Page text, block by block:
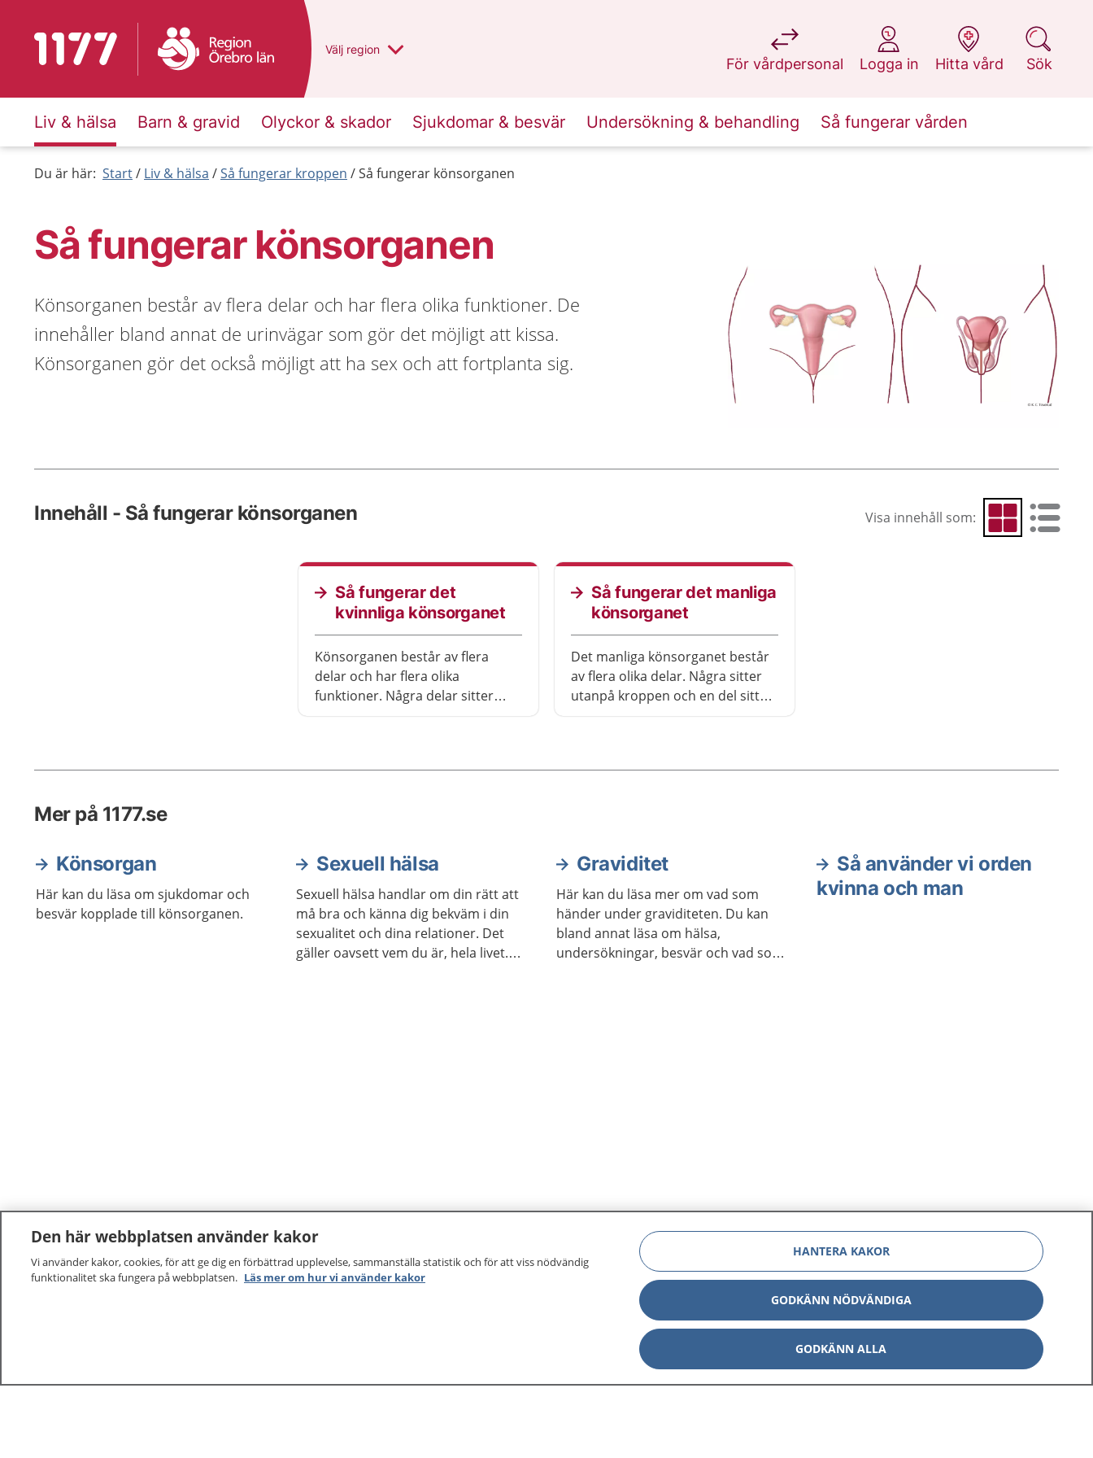
Till startsidan för 1177 Du har valt region
Välj en annan
region
För vårdpersonal
på 1177.se
Logga in
på 1177.se
Hitta vård
på 1177.se
Sök
på 1177.se
Liv & hälsa Barn & gravid Olyckor & skador Sjukdomar & besvär Undersökning & behandling Så fungerar vården
Du är här: Start Liv & hälsa Så fungerar kroppen Så fungerar könsorganen
Så fungerar könsorganen
Könsorganen består av flera delar och har flera olika funktioner. De
innehåller bland annat de urinvägar som gör det möjligt att kissa.
Könsorganen gör det också möjligt att ha sex och att fortplanta sig.
Innehåll - Så fungerar könsorganen Visa innehåll som: Visa som rutnät
Visa som
Så fungerar det
kvinnliga könsorganet
Könsorganen består av flera
delar och har flera olika
funktioner. Några delar sitter
Så fungerar det manliga
könsorganet
Det manliga könsorganet består
av flera olika delar. Några sitter
utanpå kroppen och en del sitter
Mer på 1177.se
Könsorgan
Här kan du läsa om sjukdomar och
besvär kopplade till könsorganen.
Sexuell hälsa
Sexuell hälsa handlar om din rätt att
må bra och känna dig bekväm i din
sexualitet och dina relationer. Det
gäller oavsett vem du är, hela livet.
Graviditet
Här kan du läsa mer om vad som
händer under graviditeten. Du kan
bland annat läsa om hälsa,
undersökningar, besvär och vad som
Så använder vi orden
kvinna och man
Other languages
Om 1177
Kontakt
Den här webbplatsen använder kakor
Vi använder kakor, cookies, för att ge dig en förbättrad upplevelse, sammanställa statistik och för att viss nödvändig
funktionalitet ska fungera på webbplatsen. Läs mer om hur vi använder kakor
HANTERA KAKOR
GODKÄNN NÖDVÄNDIGA
GODKÄNN ALLA